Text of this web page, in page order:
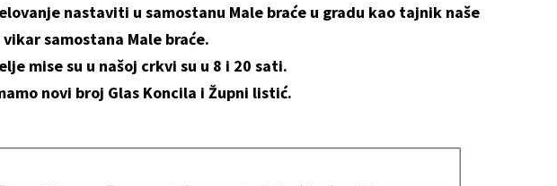
nastaviti u samostanu Male braće u gradu kao tajnik naše
samostana Male braće.
mise su u našoj crkvi su u 8 i 20 sati.
novi broj Glas Koncila i Župni listić.